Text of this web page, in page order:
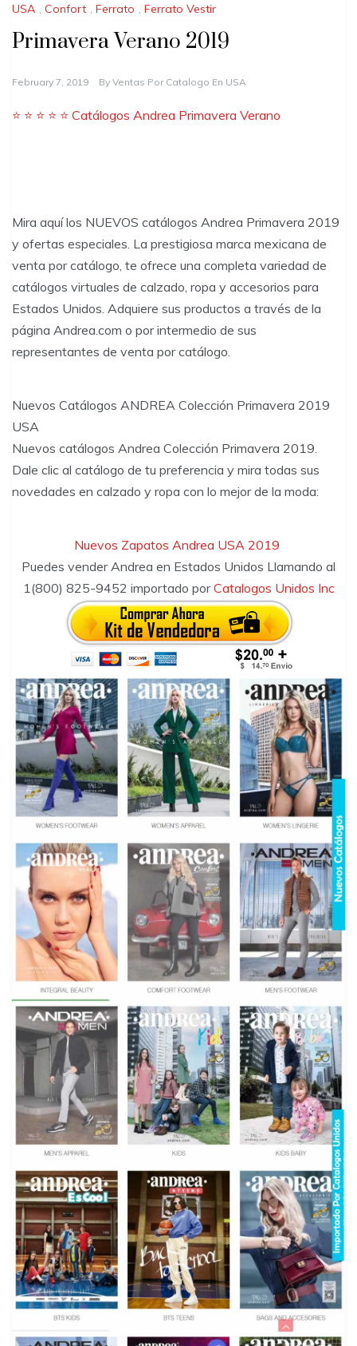
USA , Confort , Ferrato , Ferrato Vestir
Primavera Verano 2019
February 7, 2019 By Ventas Por Catalogo En USA
⭐ ⭐ ⭐ ⭐ ⭐ Catálogos Andrea Primavera Verano
Mira aquí los NUEVOS catálogos Andrea Primavera 2019
y ofertas especiales. La prestigiosa marca mexicana de
venta por catálogo, te ofrece una completa variedad de
catálogos virtuales de calzado, ropa y accesorios para
Estados Unidos. Adquiere sus productos a través de la
página Andrea.com o por intermedio de sus
representantes de venta por catálogo.
Nuevos Catálogos ANDREA Colección Primavera 2019
USA
Nuevos catálogos Andrea Colección Primavera 2019.
Dale clic al catálogo de tu preferencia y mira todas sus
novedades en calzado y ropa con lo mejor de la moda:
Nuevos Zapatos Andrea USA 2019
Puedes vender Andrea en Estados Unidos Llamando al
1(800) 825-9452 importado porCatalogos Unidos Inc